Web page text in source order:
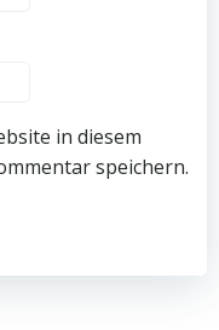
in diesem
speichern.